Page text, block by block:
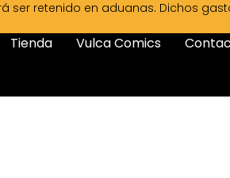
retenido en aduanas. Dichos
Tienda Vulca Comics